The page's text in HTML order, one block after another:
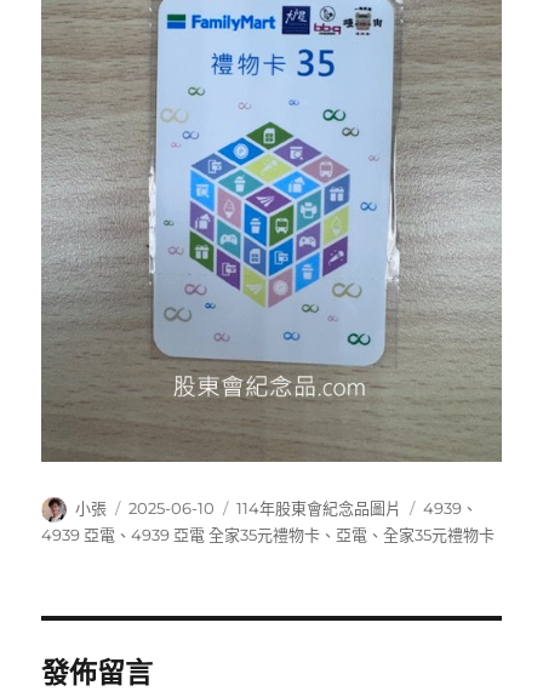
作
者
小張
發
佈
2025-06-10
分
類
114年股東會紀念品圖片
標
籤
4939 、
4939 亞電 、4939 亞電 全家35元禮物卡 、 亞電 、全家35元禮物卡
發佈留言